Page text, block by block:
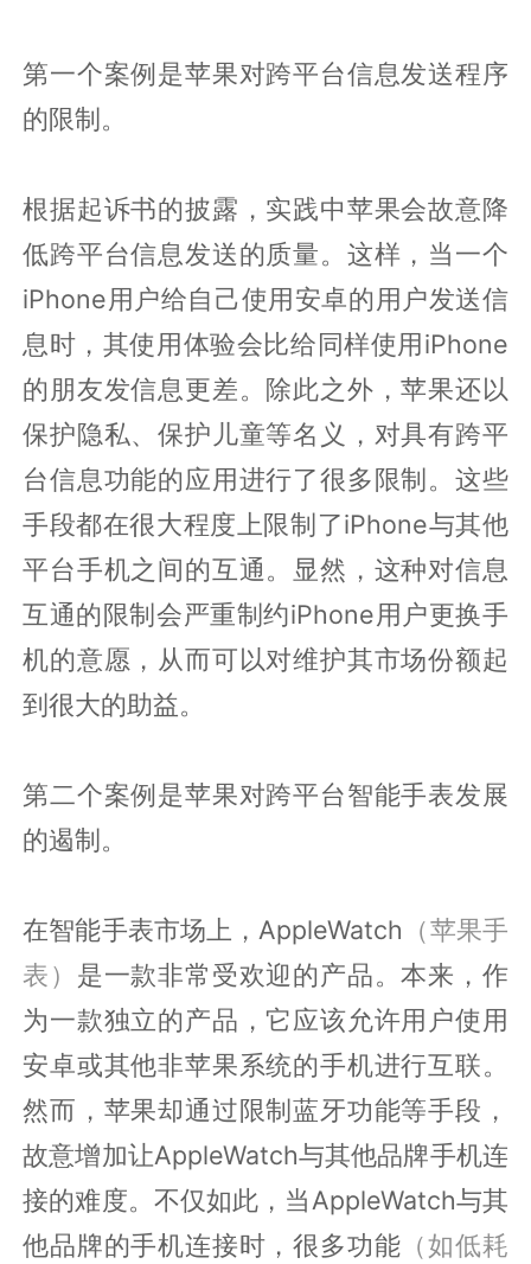
第一个案例是苹果对跨平台信息发送程序
的限制。
根据起诉书的披露，实践中苹果会故意降
低跨平台信息发送的质量。这样，当一个
iPhone用户给自己使用安卓的用户发送信
息时，其使用体验会比给同样使用iPhone
的朋友发信息更差。除此之外，苹果还以
保护隐私、保护儿童等名义，对具有跨平
台信息功能的应用进行了很多限制。这些
手段都在很大程度上限制了iPhone与其他
平台手机之间的互通。显然，这种对信息
互通的限制会严重制约iPhone用户更换手
机的意愿，从而可以对维护其市场份额起
到很大的助益。
第二个案例是苹果对跨平台智能手表发展
的遏制。
在智能手表市场上，AppleWatch （苹果手
表） 是一款非常受欢迎的产品。本来，作
为一款独立的产品，它应该允许用户使用
安卓或其他非苹果系统的手机进行互联。
然而，苹果却通过限制蓝牙功能等手段，
故意增加让AppleWatch与其他品牌手机连
接的难度。不仅如此，当AppleWatch与其
他品牌的手机连接时，很多功能 （如低耗